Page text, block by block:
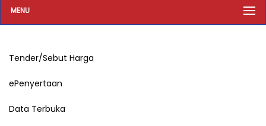
MENU
Tender/Sebut Harga
ePenyertaan
Data Terbuka